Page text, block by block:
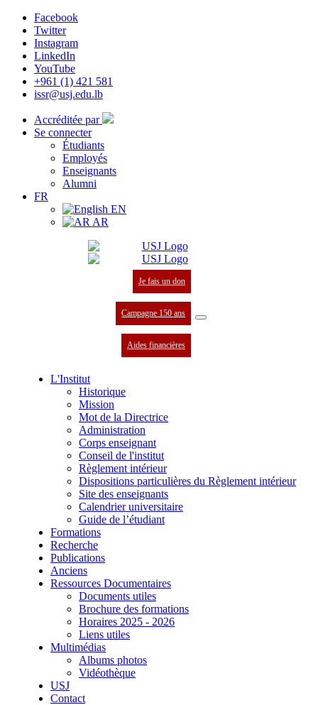
Facebook
Twitter
Instagram
LinkedIn
YouTube
+961 (1) 421 581
issr@usj.edu.lb
Accréditée par
Se connecter
Étudiants
Employés
Enseignants
Alumni
FR
EN
AR
Je fais un don
Campagne 150 ans
Aides financières
L'Institut
Historique
Mission
Mot de la Directrice
Administration
Corps enseignant
Conseil de l'institut
Règlement intérieur
Dispositions particulières du Règlement intérieur
Site des enseignants
Calendrier universitaire
Guide de l’étudiant
Formations
Recherche
Publications
Anciens
Ressources Documentaires
Documents utiles
Brochure des formations
Horaires 2025 - 2026
Liens utiles
Multimédias
Albums photos
Vidéothèque
USJ
Contact